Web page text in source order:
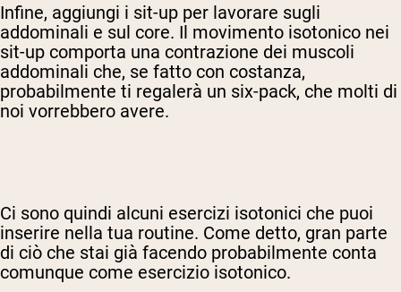
Infine, aggiungi i sit-up per lavorare sugli
addominali e sul core. Il movimento isotonico nei
sit-up comporta una contrazione dei muscoli
addominali che, se fatto con costanza,
probabilmente ti regalerà un six-pack, che molti di
noi vorrebbero avere.
Ci sono quindi alcuni esercizi isotonici che puoi
inserire nella tua routine. Come detto, gran parte
di ciò che stai già facendo probabilmente conta
comunque come esercizio isotonico.